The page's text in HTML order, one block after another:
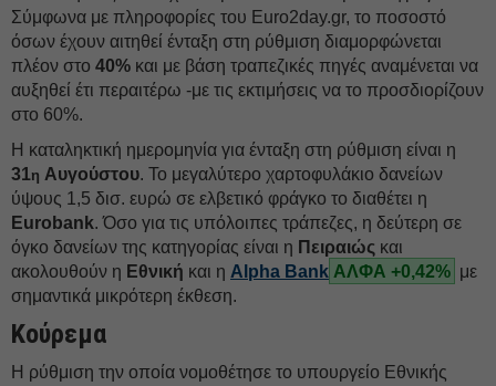
Σύμφωνα με πληροφορίες του Euro2day.gr, το ποσοστό
όσων έχουν αιτηθεί ένταξη στη ρύθμιση διαμορφώνεται
πλέον στο 40% και με βάση τραπεζικές πηγές αναμένεται να
αυξηθεί έτι περαιτέρω -με τις εκτιμήσεις να το προσδιορίζουν
στο 60%.
Η καταληκτική ημερομηνία για ένταξη στη ρύθμιση είναι η
31η Αυγούστου. Το μεγαλύτερο χαρτοφυλάκιο δανείων
ύψους 1,5 δισ. ευρώ σε ελβετικό φράγκο το διαθέτει η
Eurobank. Όσο για τις υπόλοιπες τράπεζες, η δεύτερη σε
όγκο δανείων της κατηγορίας είναι η Πειραιώς και
ακολουθούν η Εθνική και η Alpha Bank ΑΛΦΑ +0,42% με
σημαντικά μικρότερη έκθεση.
Κούρεμα
Η ρύθμιση την οποία νομοθέτησε το υπουργείο Εθνικής